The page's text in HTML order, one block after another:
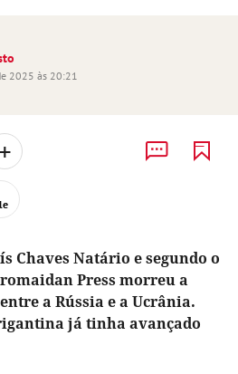
2025 às 20:21
+
Chaves Natário e segundo o
Press morreu a
a Rússia e a Ucrânia.
já tinha avançado